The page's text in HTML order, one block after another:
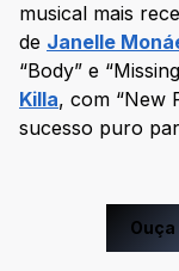
musical mais
de Janelle
“Body” e
Killa, com “New
sucesso puro